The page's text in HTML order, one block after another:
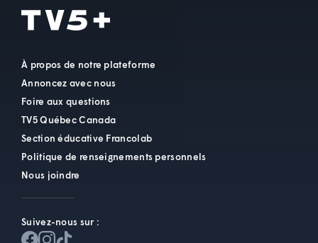
À propos de notre plateforme
Annoncez avec nous
Foire aux questions
TV5 Québec Canada
Section éducative Francolab
Politique de renseignements personnels
Nous joindre
Suivez-nous sur :